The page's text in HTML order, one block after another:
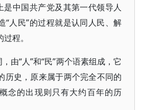
是中国共产党及其第一代领导人
“人民”的过程就是认同人民、解
程。
由“人”和“民”两个语素组成，它
历史，原来属于两个完全不同的
念的出现则只有大约百年的历